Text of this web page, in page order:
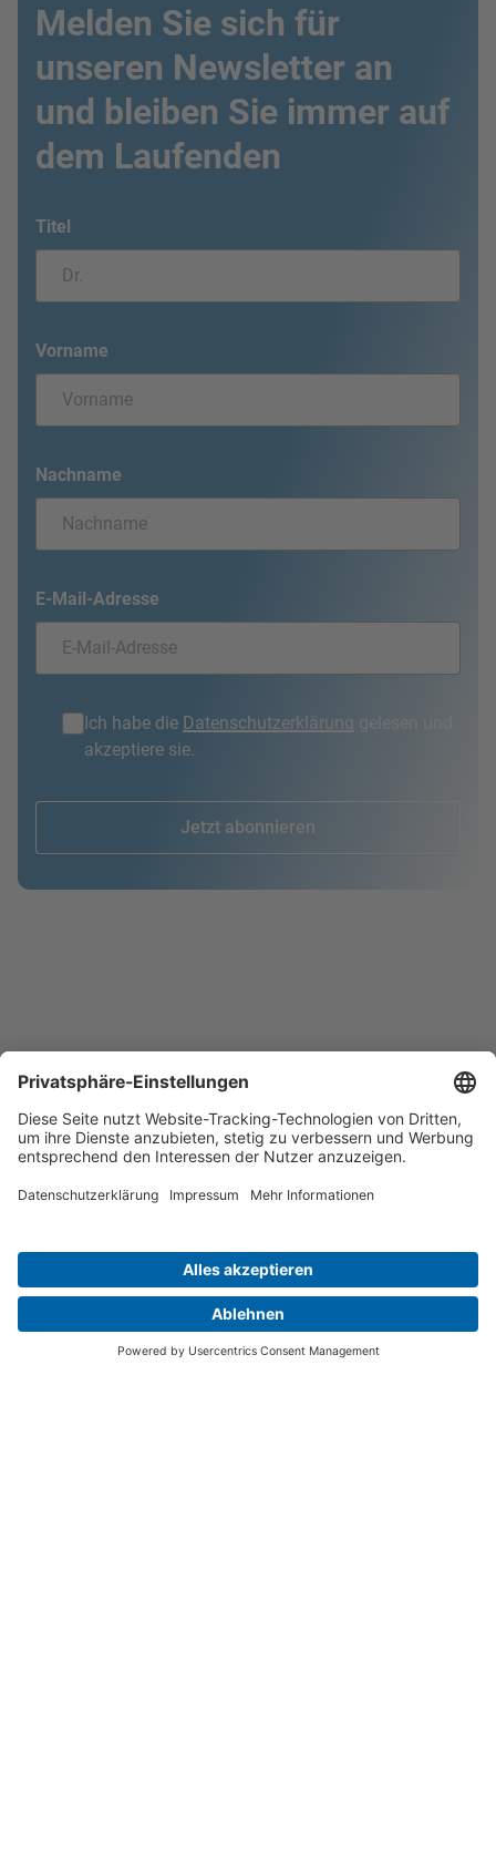
Melden Sie sich für
unseren Newsletter an
und bleiben Sie immer auf
dem Laufenden
Titel
Vorname
Nachname
E-Mail-Adresse
Ich habe die Datenschutzerklärung gelesen und
akzeptiere sie.
Jetzt abonnieren